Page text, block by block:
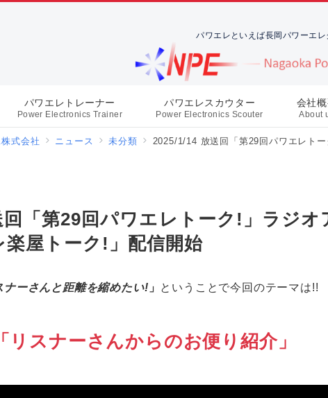
パワエレといえば長岡パワーエレ
パワエレトレーナー
Power Electronics Trainer
パワエレスカウター
Power Electronics Scouter
会社
About
式会社 ニュース 未分類 2025/1/14 放送回「第29回パワエレト
「第29回パワエレトーク!」ラジオ
屋トーク!」配信開始
ナーさんと距離を縮めたい! 」 ということで今回のテーマは!!
「リスナーさんからのお便り紹介」